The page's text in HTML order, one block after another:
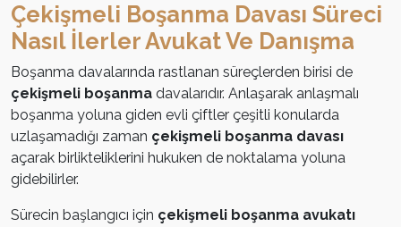
Çekişmeli Boşanma Davası Süreci
Nasıl İlerler Avukat Ve Danışma
Boşanma davalarında rastlanan süreçlerden birisi de
çekişmeli boşanma davalarıdır. Anlaşarak anlaşmalı
boşanma yoluna giden evli çiftler çeşitli konularda
uzlaşamadığı zaman çekişmeli boşanma davası
açarak birlikteliklerini hukuken de noktalama yoluna
gidebilirler.
Sürecin başlangıcı için çekişmeli boşanma avukatı